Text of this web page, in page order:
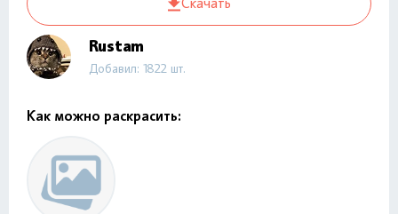
Скачать
Rustam
Добавил: 1822 шт.
Как можно раскрасить: